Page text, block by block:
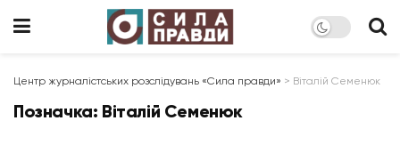
Центр журналістських розслідувань «Сила правди» > Віталій Семенюк
Позначка: Віталій Семенюк